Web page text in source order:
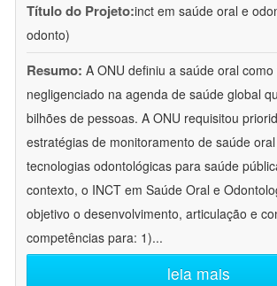
Título do Projeto:inct em saúde oral e
odonto)
Resumo: A ONU definiu a saúde oral
negligenciado na agenda de saúde global
bilhões de pessoas. A ONU requisitou
estratégias de monitoramento de saúde
tecnologias odontológicas para saúde
contexto, o INCT em Saúde Oral e
objetivo o desenvolvimento, articulação e
competências para: 1)...
leia mais